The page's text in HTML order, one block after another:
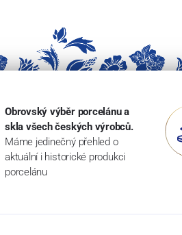
Obrovský výběr porcelánu a
skla všech českých výrobců.
Máme jedinečný přehled o
aktuální i historické produkci
porcelánu